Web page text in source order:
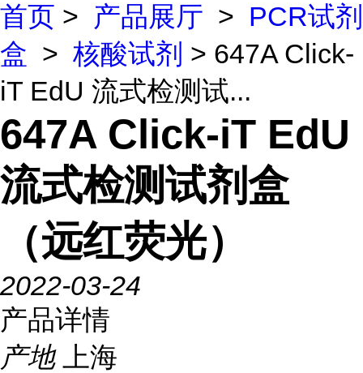
首页 > 产品展厅 > PCR试剂
盒 > 核酸试剂 > 647A Click-
iT EdU 流式检测试...
647A Click-iT EdU
流式检测试剂盒
（远红荧光）
2022-03-24
产品详情
产地
上海